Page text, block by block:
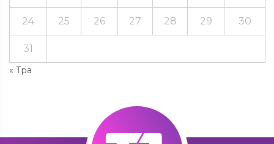
« Тра
24 25 26 27 28 29 30
31